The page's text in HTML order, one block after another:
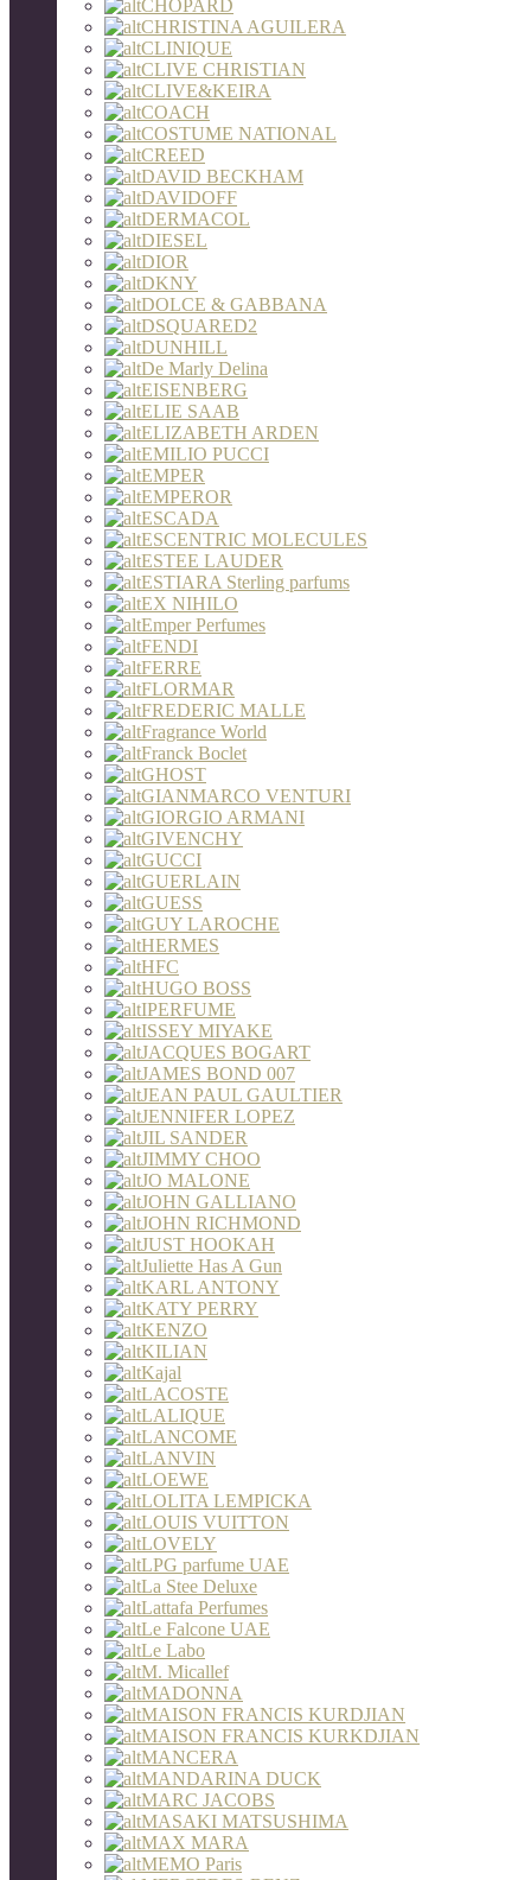
CHOPARD
CHRISTINA AGUILERA
CLINIQUE
CLIVE CHRISTIAN
CLIVE&KEIRA
COACH
COSTUME NATIONAL
CREED
DAVID BECKHAM
DAVIDOFF
DERMACOL
DIESEL
DIOR
DKNY
DOLCE & GABBANA
DSQUARED2
DUNHILL
De Marly Delina
EISENBERG
ELIE SAAB
ELIZABETH ARDEN
EMILIO PUCCI
EMPER
EMPEROR
ESCADA
ESCENTRIC MOLECULES
ESTEE LAUDER
ESTIARA Sterling parfums
EX NIHILO
Emper Perfumes
FENDI
FERRE
FLORMAR
FREDERIC MALLE
Fragrance World
Franck Boclet
GHOST
GIANMARCO VENTURI
GIORGIO ARMANI
GIVENCHY
GUCCI
GUERLAIN
GUESS
GUY LAROCHE
HERMES
HFC
HUGO BOSS
IPERFUME
ISSEY MIYAKE
JACQUES BOGART
JAMES BOND 007
JEAN PAUL GAULTIER
JENNIFER LOPEZ
JIL SANDER
JIMMY CHOO
JO MALONE
JOHN GALLIANO
JOHN RICHMOND
JUST HOOKAH
Juliette Has A Gun
KARL ANTONY
KATY PERRY
KENZO
KILIAN
Kajal
LACOSTE
LALIQUE
LANCOME
LANVIN
LOEWE
LOLITA LEMPICKA
LOUIS VUITTON
LOVELY
LPG parfume UAE
La Stee Deluxe
Lattafa Perfumes
Le Falcone UAE
Le Labo
M. Micallef
MADONNA
MAISON FRANCIS KURDJIAN
MAISON FRANCIS KURKDJIAN
MANCERA
MANDARINA DUCK
MARC JACOBS
MASAKI MATSUSHIMA
MAX MARA
MEMO Paris